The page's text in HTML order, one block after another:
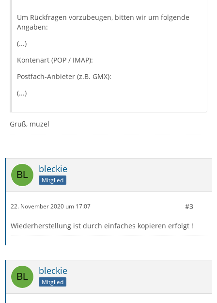
Um Rückfragen vorzubeugen, bitten wir um folgende
Angaben:
(...)
Kontenart (POP / IMAP):
Postfach-Anbieter (z.B. GMX):
(...)
Gruß, muzel
bleckie
Mitglied
22. November 2020 um 17:07 #3
Wiederherstellung ist durch einfaches kopieren erfolgt !
bleckie
Mitglied